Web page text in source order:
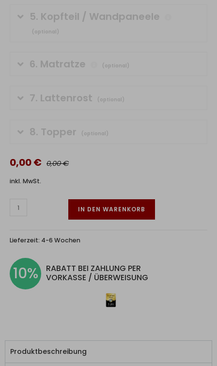
5. Kopfteil / Wandpaneele
(optional)
6. Matratze (optional)
7. Lattenrost (optional)
8. Topper (optional)
0,00 € 0,00 €
inkl. MwSt.
IN DEN WARENKORB
Lieferzeit: 4-6 Wochen
10%
RABATT BEI ZAHLUNG PER
VORKASSE / ÜBERWEISUNG
Produktbeschreibung